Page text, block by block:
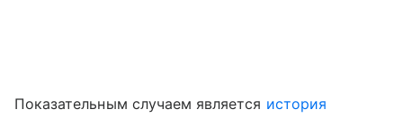
Показательным случаем является история